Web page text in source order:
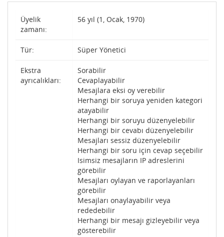
Üyelik
zamanı:
56 yıl (1, Ocak, 1970)
Tür: Süper Yönetici
Ekstra
ayrıcalıkları:
Sorabilir
Cevaplayabilir
Mesajlara eksi oy verebilir
Herhangi bir soruya yeniden kategori
atayabilir
Herhangi bir soruyu düzenyelebilir
Herhangi bir cevabı düzenyelebilir
Mesajları sessiz düzenyelebilir
Herhangi bir soru için cevap seçebilir
Isimsiz mesajların IP adreslerini
görebilir
Mesajları oylayan ve raporlayanları
görebilir
Mesajları onaylayabilir veya
rededebilir
Herhangi bir mesajı gizleyebilir veya
gösterebilir